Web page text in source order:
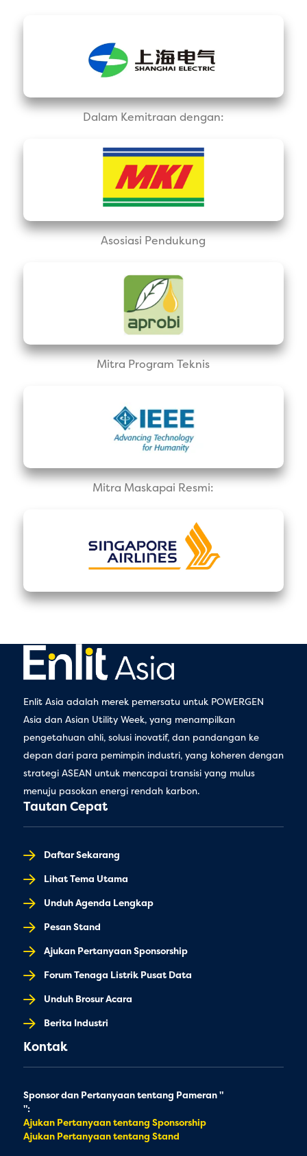
Dalam Kemitraan dengan:
Asosiasi Pendukung
Mitra Program Teknis
Mitra Maskapai Resmi:
Enlit Asia adalah merek pemersatu untuk POWERGEN
Asia dan Asian Utility Week, yang menampilkan
pengetahuan ahli, solusi inovatif, dan pandangan ke
depan dari para pemimpin industri, yang koheren dengan
strategi ASEAN untuk mencapai transisi yang mulus
menuju pasokan energi rendah karbon.
Tautan Cepat
Daftar Sekarang
Lihat Tema Utama
Unduh Agenda Lengkap
Pesan Stand
Ajukan Pertanyaan Sponsorship
Forum Tenaga Listrik Pusat Data
Unduh Brosur Acara
Berita Industri
Kontak
Sponsor dan Pertanyaan tentang Pameran "
":
Ajukan Pertanyaan tentang Sponsorship
Ajukan Pertanyaan tentang Stand